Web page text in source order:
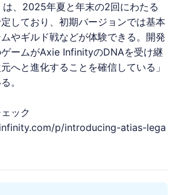
は、2025年夏と年末の2回にわたる
しており、初期バージョンでは基本
やギルド戦などが体験できる。開発
ームがAxie InfinityのDNAを受け継
へと進化することを確信している」
。
ック
p/introducing-atias-lega